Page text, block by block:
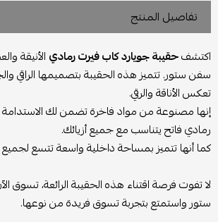
تفاصيل المنتج
اكتشفحقيبة جويارد كاب فيرت رمادي الأنيقة
سفن ستور. تتميز هذه الحقيبة بتصميمها الراقي
تعكس الأناقة والرقي.
إنها مصنوعة من مواد فاخرة تضمن لك الاستدامة
رمادي فاتح يتناسب مع جميع أزيائك.
كما أنها تتميز بمساحة داخلية واسعة تتسع لجميع
لا تفوت فرصة اقتناء هذه الحقيبة الرائعة،
ستور واستمتع بتجربة تسوق فريدة من نوعها.